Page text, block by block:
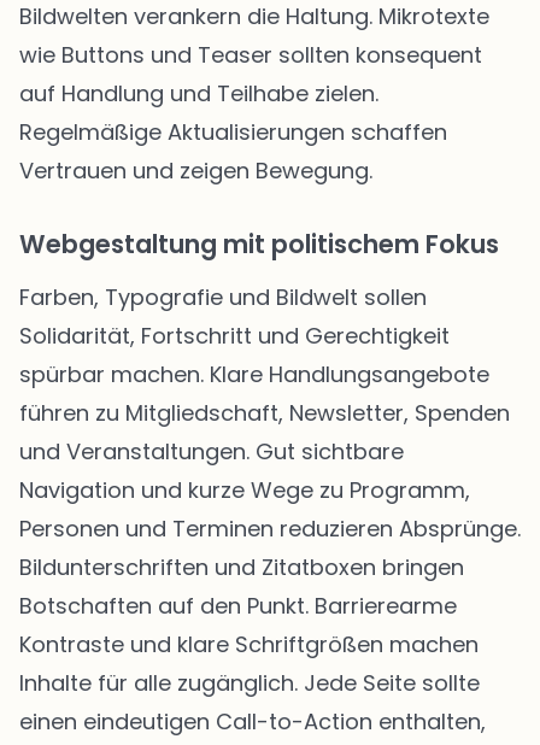
Bildwelten verankern die Haltung. Mikrotexte
wie Buttons und Teaser sollten konsequent
auf Handlung und Teilhabe zielen.
Regelmäßige Aktualisierungen schaffen
Vertrauen und zeigen Bewegung.
Webgestaltung mit politischem Fokus
Farben, Typografie und Bildwelt sollen
Solidarität, Fortschritt und Gerechtigkeit
spürbar machen. Klare Handlungsangebote
führen zu Mitgliedschaft, Newsletter, Spenden
und Veranstaltungen. Gut sichtbare
Navigation und kurze Wege zu Programm,
Personen und Terminen reduzieren Absprünge.
Bildunterschriften und Zitatboxen bringen
Botschaften auf den Punkt. Barrierearme
Kontraste und klare Schriftgrößen machen
Inhalte für alle zugänglich. Jede Seite sollte
einen eindeutigen Call-to-Action enthalten,